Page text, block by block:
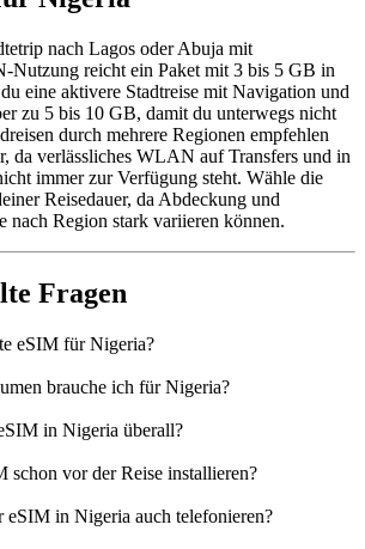
nach Lagos oder Abuja mit
Nutzung reicht ein Paket mit 3 bis 5 GB in
eine aktivere Stadtreise mit Navigation und
zu 5 bis 10 GB, damit du unterwegs nicht
durch mehrere Regionen empfehlen
da verlässliches WLAN auf Transfers und in
immer zur Verfügung steht. Wähle die
Reisedauer, da Abdeckung und
nach Region stark variieren können.
Fragen
eSIM für Nigeria?
brauche ich für Nigeria?
in Nigeria überall?
schon vor der Reise installieren?
eSIM in Nigeria auch telefonieren?